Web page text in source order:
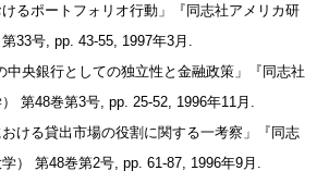
けるポートフォリオ行動」『同志社アメリカ研
33号, pp. 43-55, 1997年3月.
中央銀行としての独立性と金融政策」『同志社
第48巻第3号, pp. 25-52, 1996年11月.
おける貸出市場の役割に関する一考察」『同志
） 第48巻第2号, pp. 61-87, 1996年9月.